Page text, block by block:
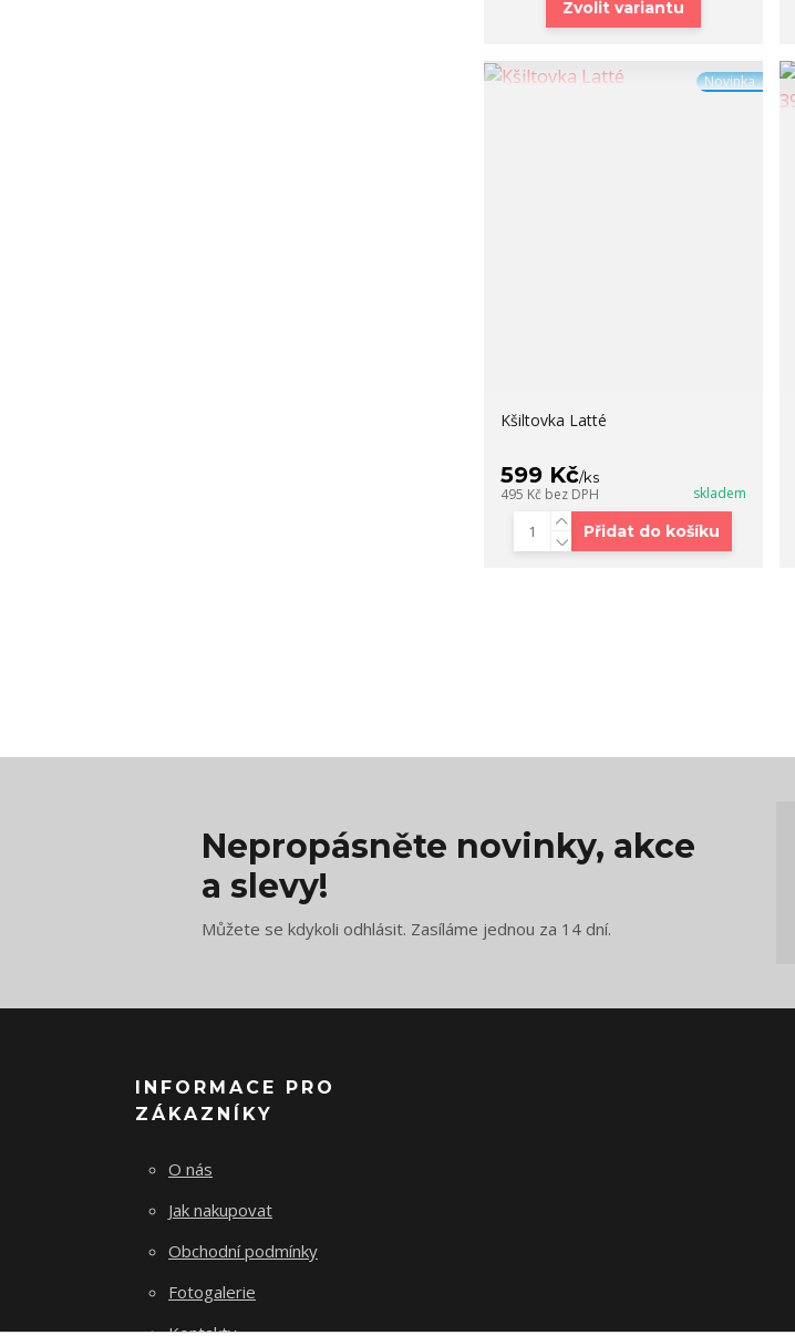
Zvolit variantu
Novinka
Kšiltovka Latté
599 Kč/ks
495 Kč bez DPH skladem
Přidat do košíku
Nepropásněte novinky, akce
a slevy!
Můžete se kdykoli odhlásit. Zasíláme jednou za 14 dní.
INFORMACE PRO
ZÁKAZNÍKY
O nás
Jak nakupovat
Obchodní podmínky
Fotogalerie